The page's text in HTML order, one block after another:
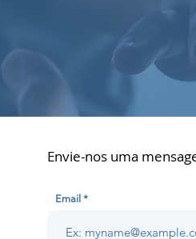
Envie-nos uma
Email